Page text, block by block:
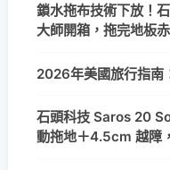
鎖水拖布技術下放！
大師開箱，拖完地板
2026年美國旅行指南
石頭科技 Saros 20
動拖地＋4.5cm 越障